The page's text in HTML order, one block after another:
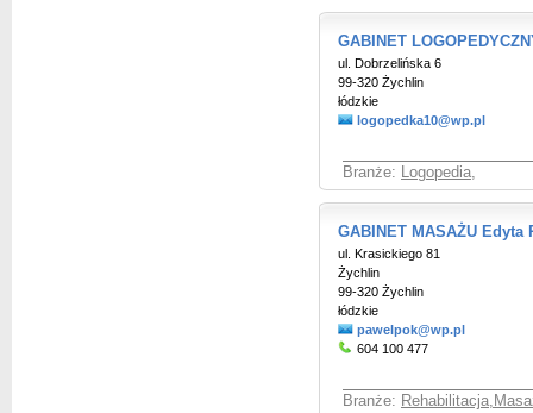
GABINET
ul. Dobrzelińska 6
99-320 Żychlin
łódzkie
logopedka10@wp.pl
Branże: Logopedia,
GABINET MASAŻU Edyta
ul. Krasickiego 81
Żychlin
99-320 Żychlin
łódzkie
pawelpok@wp.pl
604 100 477
Branże: